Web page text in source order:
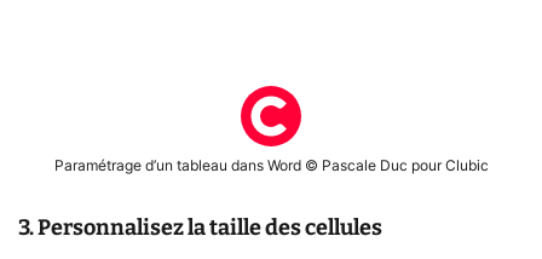
Paramétrage d’un tableau dans Word © Pascale Duc pour Clubic
3. Personnalisez la taille des cellules